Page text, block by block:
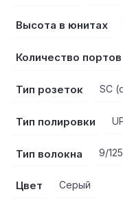
Высота в юнитах
Количество портов
Тип розеток SC
Тип полировки
Тип волокна 9/125
Цвет Серый